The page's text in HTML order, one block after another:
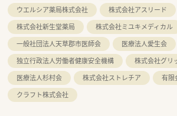
ウエルシア薬局株式会社
株式会社アスリード
株式会社新生堂薬局
株式会社ミユキメディカル
一般社団法人天草郡市医師会
医療法人愛生会
独立行政法人労働者健康安全機構
株式会社グリ
医療法人杉村会
株式会社ストレチア
有限
クラフト株式会社